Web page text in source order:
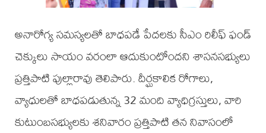
అనారోగ్య సమస్యలతో బాధపడే పేదలకు సీఎం రిలీఫ్ ఫండ్
చెక్కులు సాయం వరంలా ఆదుకుంటోందని శాసనసభ్యులు
ప్రత్తిపాటి పుల్లారావు తెలిపారు. దీర్ఘకాలిక రోగాలు,
వ్యాధులతో బాధపడుతున్న 32 మంది వ్యాధిగ్రస్తులు, వారి
కుటుంబసభ్యులకు శనివారం ప్రత్తిపాటి తన నివాసంలో